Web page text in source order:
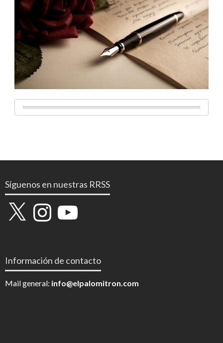
Síguenos en nuestras RRSS
X InstagramYouTube
Información de contacto
Mail general: info@elpalomitron.com